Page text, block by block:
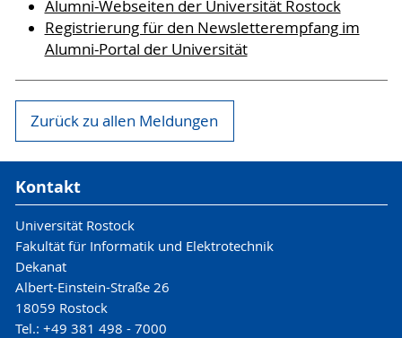
Alumni-Webseiten der Universität Rostock
Registrierung für den Newsletterempfang im
Alumni-Portal der Universität
Zurück zu allen Meldungen
Kontakt
Universität Rostock
Fakultät für Informatik und Elektrotechnik
Dekanat
Albert-Einstein-Straße 26
18059 Rostock
Tel.: +49 381 498 - 7000